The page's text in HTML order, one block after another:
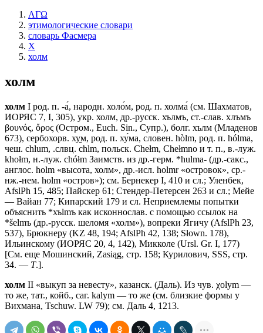
ΛΓΩ
этимологические словари
словарь Фасмера
Х
холм
холм
холм I род. п. -а́, народн. холо́м, род. п. холма́ (см. Шахматов,
ИОРЯС 7, I, 305), укр. холм, др.-русск. хълмъ, ст.-слав. хлъмъ
βουνός, ὄρος (Остром., Еuсh. Sin., Супр.), болг. хълм (Младенов
673), сербохорв. ху̯м, род. п. ху́ма, словен. hòlm, род. п. hólma,
чеш. chlum, .слвц. chlm, польск. Сhеłm, Chełmno и т. п., в.-луж.
khołm, н.-луж. chółm Заимств. из др.-герм. *hulma- (др.-сакс.,
англос. holm «высота, холм», др.-исл. holmr «островок», ср.-
нж.-нем. holm «остров»); см. Бернекер I, 410 и сл.; Уленбек,
AfslPh 15, 485; Пайскер 61; Стендер-Петерсен 263 и сл.; Мейе
— Вайан 77; Кипарский 179 и сл. Неприемлемы попытки
объяснить *хъlmъ как исконнослав. с помощью ссылок на
*šelmъ (др.-русск. шеломя «холм»), вопреки Ягичу (AfslPh 23,
537), Брюкнеру (KZ 48, 194; AfslPh 42, 138; Słown. 178),
Ильинскому (ИОРЯС 20, 4, 142), Микколе (Ursl. Gr. I, 177)
[См. еще Мошинский, Zasiąg, стр. 158; Курилович, SSS, стр.
34. — Т.].
холм II «выкуп за невесту», казанск. (Даль). Из чув. χоlуm —
то же, тат., койб., саг. kаlуm — то же (см. близкие формы у
Вихмана, Tschuw. LW 79); см. Даль 4, 1213.